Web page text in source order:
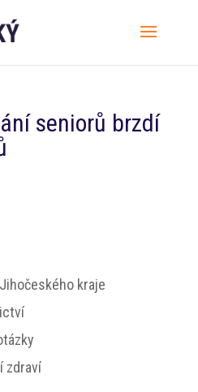
seniorů brzdí
kraje
zdraví